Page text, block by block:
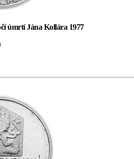
úmrtí Jána Kollára 1977